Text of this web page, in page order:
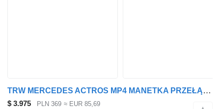
TRW MERCEDES ACTROS MP4 MANETKA PRZEŁĄCZNIK BIEGÓW ORI A009 545 23 24 conmutador en la columna de dirección para cabeza tractora
$ 3.975 PLN 369 ≈ EUR 85,69